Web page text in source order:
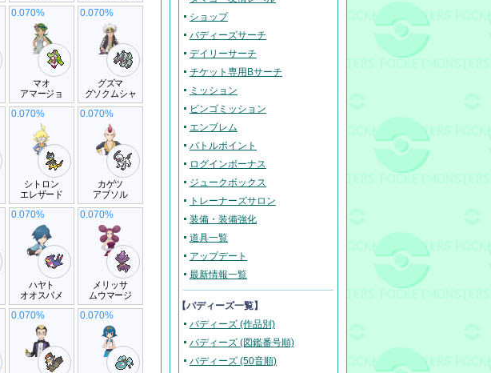
マオ
アマージョ
0.070%
グズマ
グソクムシャ
0.070%
シトロン
エレザード
0.070%
カゲツ
アブソル
0.070%
ハヤト
オオスバメ
0.070%
メリッサ
ムウマージ
0.070%
0.070% 0.070%
ショップ
バディーズサーチ
デイリーサーチ
チケット専用Bサーチ
ミッション
ビンゴミッション
エンブレム
バトルポイント
ログインボーナス
ジュークボックス
トレーナーズサロン
装備・装備強化
道具一覧
アップデート
最新情報一覧
【バディーズ一覧】
バディーズ (作品別)
バディーズ (図鑑番号順)
バディーズ (50音順)